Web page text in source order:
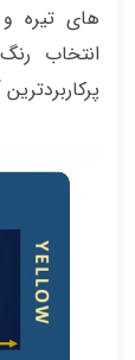
های تیره
انتخاب